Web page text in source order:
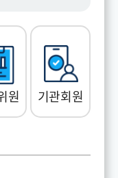
원 기관회원